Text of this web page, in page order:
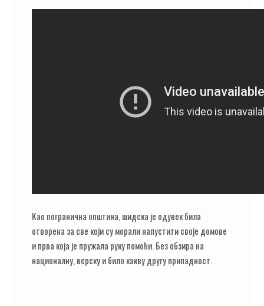
Као погранична општина, шидска је одувек била
отворена за све који су морали напустити своје домове
и прва која је пружала руку помоћи. Без обзира на
националну, верску и било какву другу припадност.